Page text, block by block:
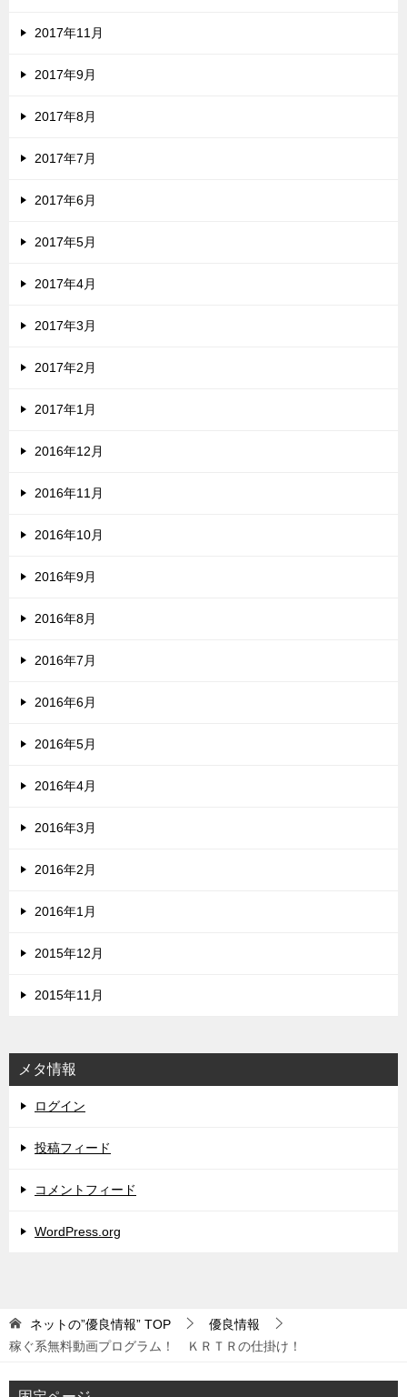
2017年11月
2017年9月
2017年8月
2017年7月
2017年6月
2017年5月
2017年4月
2017年3月
2017年2月
2017年1月
2016年12月
2016年11月
2016年10月
2016年9月
2016年8月
2016年7月
2016年6月
2016年5月
2016年4月
2016年3月
2016年2月
2016年1月
2015年12月
2015年11月
メタ情報
ログイン
投稿フィード
コメントフィード
WordPress.org
ネットの”優良情報” TOP
優良情報
稼ぐ系無料動画プログラム！ ＫＲＴＲの仕掛け！